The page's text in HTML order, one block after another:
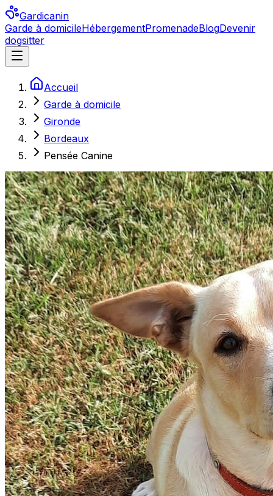
Gardicanin
Garde à domicileHébergementPromenadeBlogDevenir
dogsitter
Accueil
Garde à domicile
Gironde
Bordeaux
Pensée Canine